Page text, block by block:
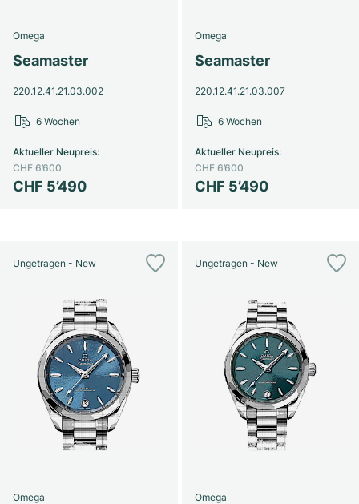
Omega
Seamaster
220.12.41.21.03.002
CHF 5’490
Aktueller Neupreis:
CHF 6’600
6 Wochen
Omega
Seamaster
220.12.41.21.03.007
CHF 5’490
Aktueller Neupreis:
CHF 6’600
6 Wochen
Ungetragen - New
Omega
Ungetragen - New
Omega